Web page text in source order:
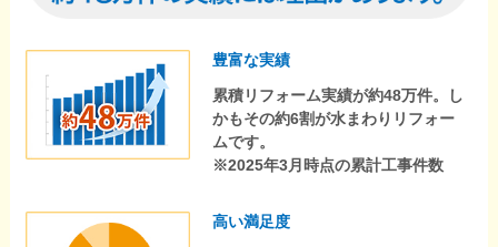
豊富な実績
累積リフォーム実績が約48万件。し
かもその約6割が水まわりリフォー
ムです。
※2025年3月時点の累計工事件数
高い満足度